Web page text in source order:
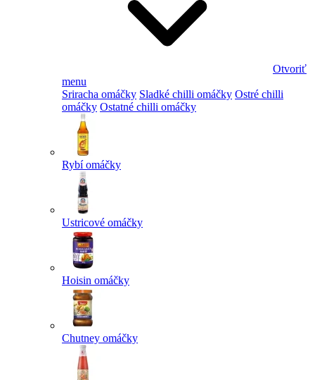
Otvoriť
menu
Sriracha omáčky Sladké chilli omáčky Ostré chilli
omáčky Ostatné chilli omáčky
Rybí omáčky
Ustricové omáčky
Hoisin omáčky
Chutney omáčky